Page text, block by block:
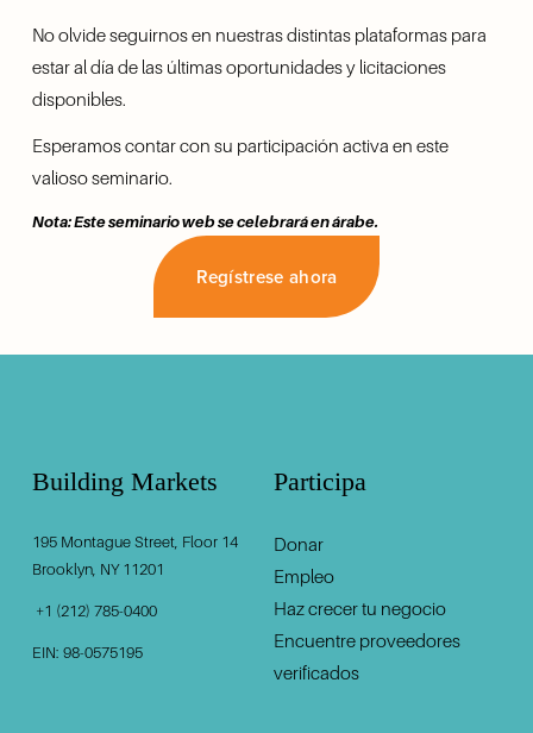
No olvide seguirnos en nuestras distintas plataformas para
estar al día de las últimas oportunidades y licitaciones
disponibles.
Esperamos contar con su participación activa en este
valioso seminario.
Nota: Este seminario web se celebrará en árabe.
Regístrese ahora
Building Markets
195 Montague Street, Floor 14
Brooklyn, NY 11201
+1 (212) 785-0400
EIN: 98-0575195
Participa
Donar‍                                    ‍
Empleo
Haz crecer tu negocio
Encuentre proveedores
verificados